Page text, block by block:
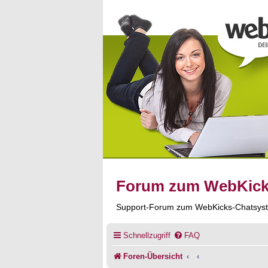
Forum zum
Support-Forum zum WebKicks-
Schnellzugriff FAQ
Foren-Übersicht